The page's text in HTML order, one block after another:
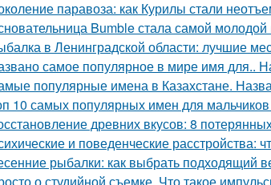
паравоза: как Курилы стали
Bumble стала самой
в Ленинградской области: лучшие
самое популярное в мире имя для..
популярные имена в Казахстане.
10 самых популярных имен для мальчиков
древних вкусов: 8
и поведенческие расстройства:
рыбалки: как выбрать подходящий